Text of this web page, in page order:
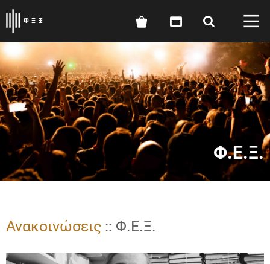
Φ.Ε.Ξ.
Ανακοινώσεις :: Φ.Ε.Ξ.